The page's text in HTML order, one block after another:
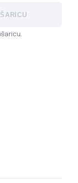
STRETCH